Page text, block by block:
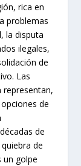
rica en
problemas
la disputa
ilegales,
de
Las
representan,
de
de
de
un golpe